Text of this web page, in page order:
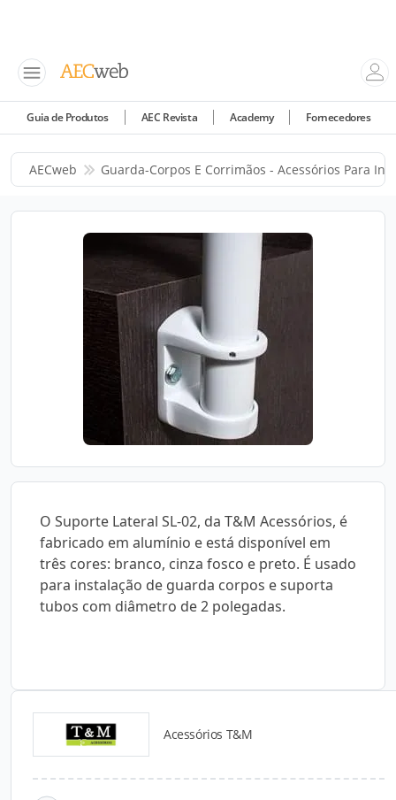
Guia de Produtos AEC Revista Academy Fornecedores
AECweb Guarda-Corpos E Corrimãos - Acessórios Para
O Suporte Lateral SL-02, da T&M Acessórios, é
fabricado em alumínio e está disponível em
três cores: branco, cinza fosco e preto. É usado
para instalação de guarda corpos e suporta
tubos com diâmetro de 2 polegadas.
Acessórios T&M
Catálogos para Download